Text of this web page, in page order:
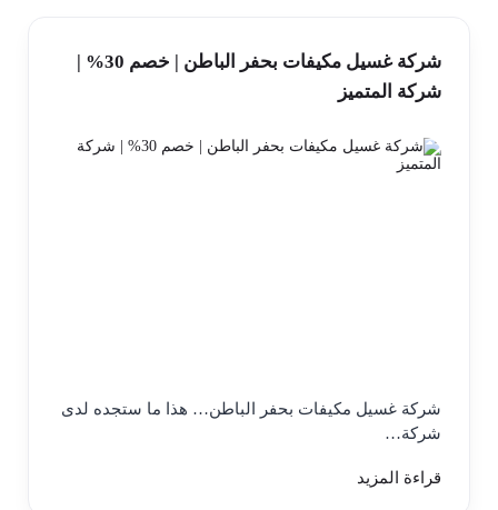
شركة غسيل مكيفات بحفر الباطن | خصم 30% |
شركة المتميز
شركة غسيل مكيفات بحفر الباطن… هذا ما ستجده لدى
شركة…
قراءة المزيد